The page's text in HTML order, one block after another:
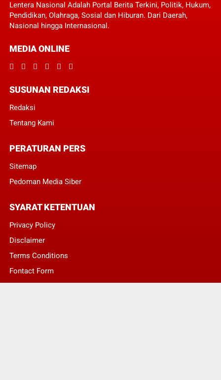
Lentera Nasional Adalah Portal Berita Terkini, Politik, Hukum,
Pendidikan, Olahraga, Sosial dan Hiburan. Dari Daerah,
Nasional hingga Internasional.
MEDIA ONLINE
SUSUNAN REDAKSI
Redaksi
Tentang Kami
PERATURAN PERS
Sitemap
Pedoman Media Siber
SYARAT KETENTUAN
Privacy Policy
Disclaimer
Terms Conditions
Fontact Form